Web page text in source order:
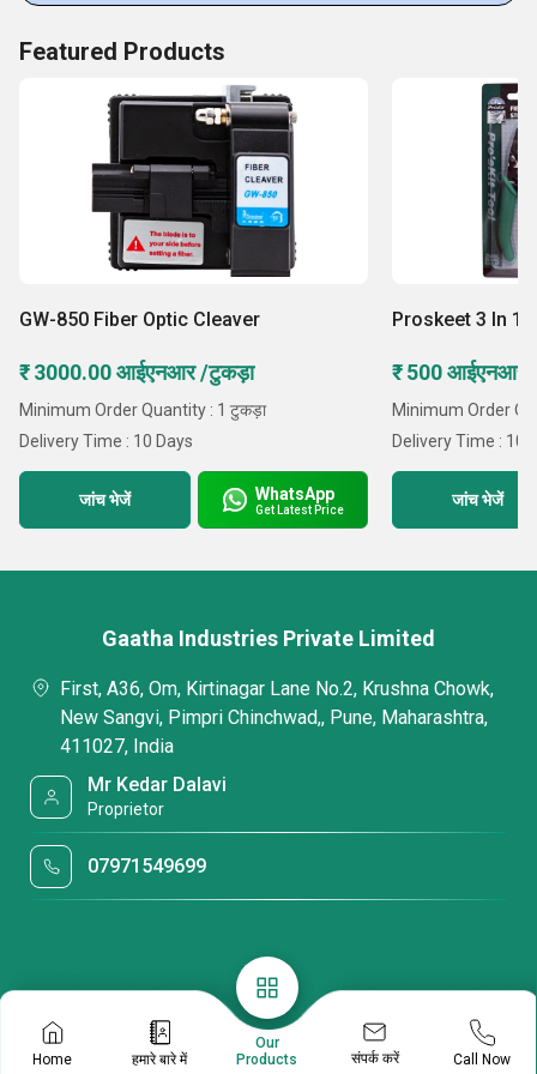
Featured Products
GW-850 Fiber Optic Cleaver
₹ 3000.00 आईएनआर /टुकड़ा
Minimum Order Quantity : 1 टुकड़ा
Delivery Time : 10 Days
जांच भेजें WhatsApp
Get Latest Price
Proskeet 3 In 1
₹ 500 आईएनआर
Minimum Order
Delivery Time : 10
जांच भेजें
Home हमारे बारे में
Our
Products
संपर्क करें Call Now
Gaatha Industries Private Limited
First, A36, Om, Kirtinagar Lane No.2, Krushna Chowk,
New Sangvi, Pimpri Chinchwad,, Pune, Maharashtra,
411027, India
Mr Kedar Dalavi
Proprietor
07971549699